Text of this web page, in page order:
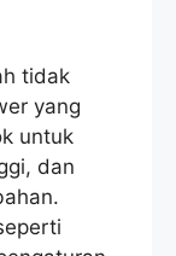
tidak
yang
untuk
dan